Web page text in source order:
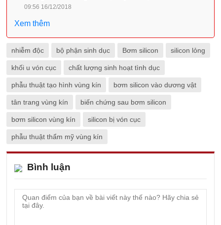
09:56 16/12/2018
Xem thêm
nhiễm độc bộ phận sinh dục Bơm silicon silicon lỏng
khối u vón cục chất lượng sinh hoạt tình dục
phẫu thuật tạo hình vùng kín bơm silicon vào dương vật
tân trang vùng kín biến chứng sau bơm silicon
bơm silicon vùng kín silicon bị vón cục
phẫu thuật thẩm mỹ vùng kín
Bình luận